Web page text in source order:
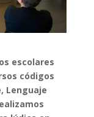
escolares
códigos
Lenguaje